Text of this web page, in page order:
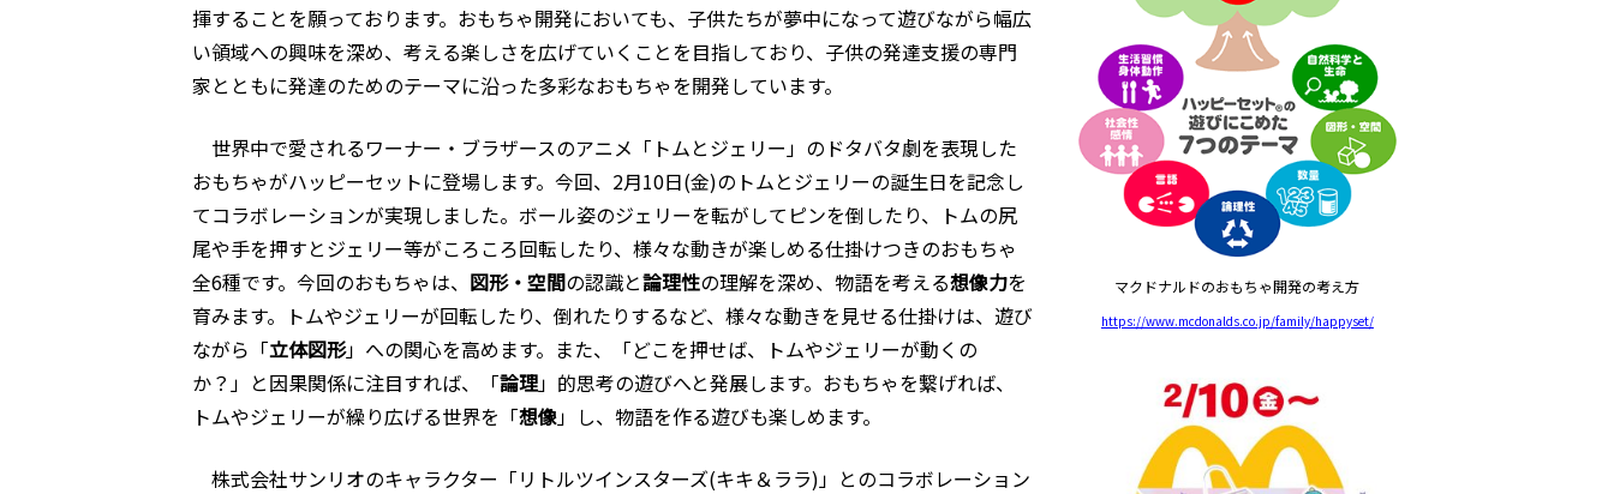
揮することを願っております。おもちゃ開発においても、子供たちが夢中になって遊びながら幅広
い領域への興味を深め、考える楽しさを広げていくことを目指しており、子供の発達支援の専門
家とともに発達のためのテーマに沿った多彩なおもちゃを開発しています。
世界中で愛されるワーナー・ブラザースのアニメ「トムとジェリー」のドタバタ劇を表現した
おもちゃがハッピーセットに登場します。今回、2月10日(金)のトムとジェリーの誕生日を記念し
てコラボレーションが実現しました。ボール姿のジェリーを転がしてピンを倒したり、トムの尻
尾や手を押すとジェリー等がころころ回転したり、様々な動きが楽しめる仕掛けつきのおもちゃ
全6種です。今回のおもちゃは、 図形・空間の認識と論理性の理解を深め、物語を考える想像力を
育みます。トムやジェリーが回転したり、倒れたりするなど、様々な動きを見せる仕掛けは、遊び
ながら「立体図形」への関心を高めます。また、「どこを押せば、トムやジェリーが動くの
か？」と因果関係に注目すれば、「論理」的思考の遊びへと発展します。おもちゃを繋げれば、
トムやジェリーが繰り広げる世界を「想像」し、物語を作る遊びも楽しめます。
株式会社サンリオのキャラクター「リトルツインスターズ(キキ＆ララ)」とのコラボレーション
マクドナルドのおもちゃ開発の考え方
https://www.mcdonalds.co.jp/family/happyset/